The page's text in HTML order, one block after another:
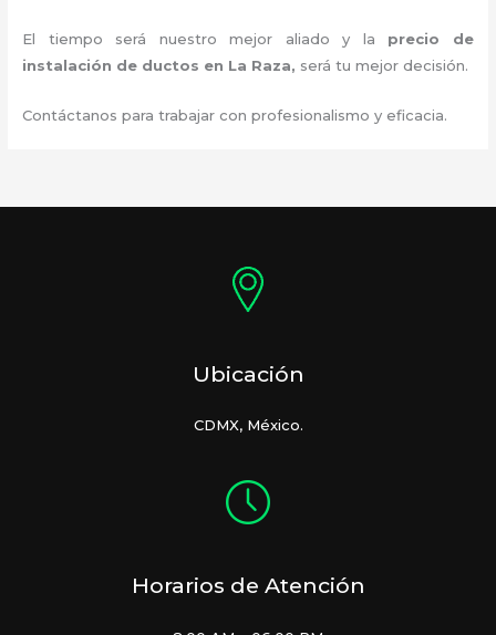
El tiempo será nuestro mejor aliado y la precio de
instalación de ductos en La Raza, será tu mejor decisión.
Contáctanos para trabajar con profesionalismo y eficacia.
Ubicación
CDMX, México.
Horarios de Atención